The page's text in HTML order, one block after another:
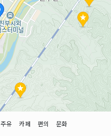
주유 카페 편의 문화